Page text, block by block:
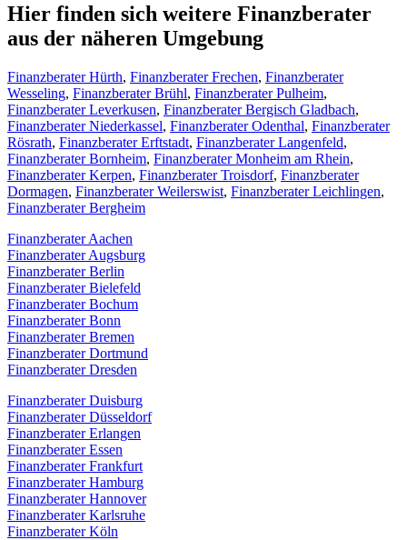
Hier finden sich weitere Finanzberater
aus der näheren Umgebung
Finanzberater Hürth, Finanzberater Frechen, Finanzberater
Wesseling, Finanzberater Brühl, Finanzberater Pulheim,
Finanzberater Leverkusen, Finanzberater Bergisch Gladbach,
Finanzberater Niederkassel, Finanzberater Odenthal, Finanzberater
Rösrath, Finanzberater Erftstadt, Finanzberater Langenfeld,
Finanzberater Bornheim, Finanzberater Monheim am Rhein,
Finanzberater Kerpen, Finanzberater Troisdorf, Finanzberater
Dormagen, Finanzberater Weilerswist, Finanzberater Leichlingen,
Finanzberater Bergheim
Finanzberater Aachen
Finanzberater Augsburg
Finanzberater Berlin
Finanzberater Bielefeld
Finanzberater Bochum
Finanzberater Bonn
Finanzberater Bremen
Finanzberater Dortmund
Finanzberater Dresden
Finanzberater Duisburg
Finanzberater Düsseldorf
Finanzberater Erlangen
Finanzberater Essen
Finanzberater Frankfurt
Finanzberater Hamburg
Finanzberater Hannover
Finanzberater Karlsruhe
Finanzberater Köln